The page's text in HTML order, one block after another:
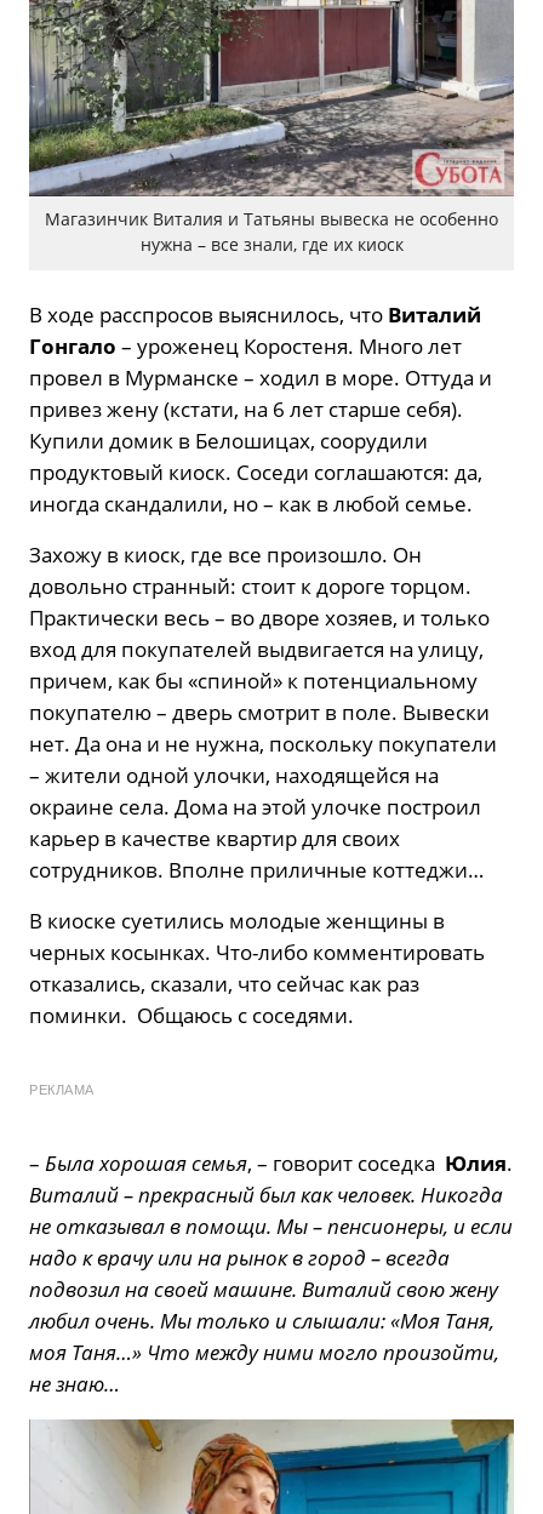
Магазинчик Виталия и Татьяны вывеска не особенно
нужна – все знали, где их киоск
В ходе расспросов выяснилось, что Виталий
Гонгало – уроженец Коростеня. Много лет
провел в Мурманске – ходил в море. Оттуда и
привез жену (кстати, на 6 лет старше себя).
Купили домик в Белошицах, соорудили
продуктовый киоск. Соседи соглашаются: да,
иногда скандалили, но – как в любой семье.
Захожу в киоск, где все произошло. Он
довольно странный: стоит к дороге торцом.
Практически весь – во дворе хозяев, и только
вход для покупателей выдвигается на улицу,
причем, как бы «спиной» к потенциальному
покупателю – дверь смотрит в поле. Вывески
нет. Да она и не нужна, поскольку покупатели
– жители одной улочки, находящейся на
окраине села. Дома на этой улочке построил
карьер в качестве квартир для своих
сотрудников. Вполне приличные коттеджи…
В киоске суетились молодые женщины в
черных косынках. Что-либо комментировать
отказались, сказали, что сейчас как раз
поминки. Общаюсь с соседями.
РЕКЛАМА
– Была хорошая семья, – говорит соседка Юлия.
Виталий – прекрасный был как человек. Никогда
не отказывал в помощи. Мы – пенсионеры, и если
надо к врачу или на рынок в город – всегда
подвозил на своей машине. Виталий свою жену
любил очень. Мы только и слышали: «Моя Таня,
моя Таня…» Что между ними могло произойти,
не знаю…